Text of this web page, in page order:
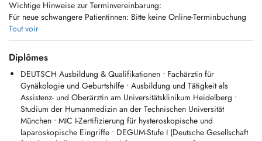
Wichtige Hinweise zur Terminvereinbarung:
Für neue schwangere Patientinnen: Bitte keine Online-Terminbuchung
über Doctena. Eine vorherige telefonische Rücksprache ist
erforderlich, um zu klären, ob derzeit neue Schwangere aufgenommen
werden können. Kontakt: +352 22 12 58.
Für bestehende Patientinnen: Sollten Sie keinen zeitnahen Termin bei
Doctena erhalten, kontaktieren Sie bitte telefonisch unter +352 22 12
58 unser Sekretariat für einen schnelleren Termin.
FRANÇAIS
Gynécologue et obstétricienne - interventions chirurgicales et
accouchements à la Clinique Bohler - Hôpitaux Robert Schuman
Tout voir
Diplômes
DEUTSCH Ausbildung & Qualifikationen • Fachärztin für
Gynäkologie und Geburtshilfe • Ausbildung und Tätigkeit als
Assistenz- und Oberärztin am Universitätsklinikum Heidelberg •
Studium der Humanmedizin an der Technischen Universität
München • MIC I-Zertifizierung für hysteroskopische und
laparoskopische Eingriffe • DEGUM-Stufe I (Deutsche Gesellschaft